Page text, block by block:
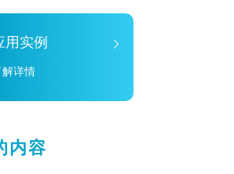
用实例
解详情
内容